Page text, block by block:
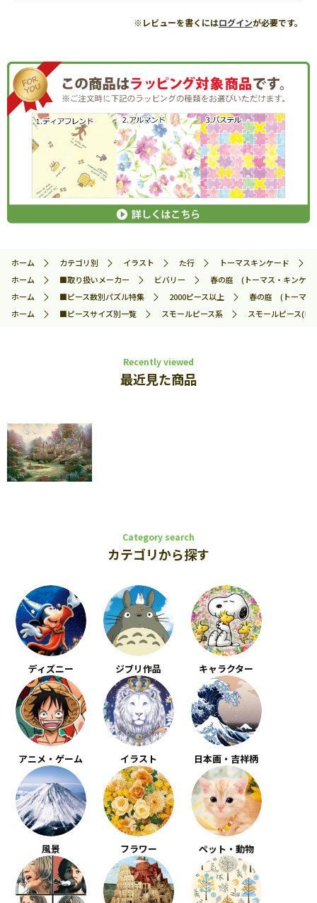
※レビューを書くにはログインが必要です。
ホーム カテゴリ別 イラスト た行 トーマスキンケード
ホーム
■取り扱いメーカー ビバリー
春の庭 (トーマス・キンケ
ホーム
■ピース数別パズル特集 2000ピース以上
春の庭 (トーマス
ホーム
■ピースサイズ別一覧 スモールピース系 スモールピース(ビ
Recently viewed
最近見た商品
Category search
カテゴリから探す
ディズニー ジブリ作品 キャラクター
アニメ・ゲーム イラスト 日本画・吉祥柄
風景 フラワー ペット・動物